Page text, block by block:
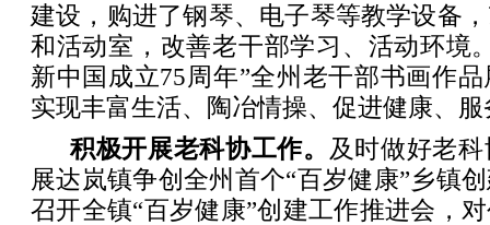
建设，购进了钢琴、电子琴等教学设备
和活动室，改善老干部学习、活动环境
新中国成立75周年”全州老干部书画作
实现丰富生活、陶冶情操、促进健康、
积极开展老科协工作。 及时做好老
展达岚镇争创全州首个“百岁健康”乡镇
召开全镇“百岁健康”创建工作推进会，